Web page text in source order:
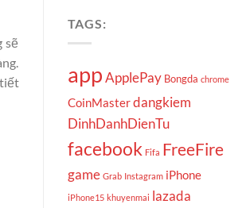
sẽ
TAGS:
appApplePay Bongda chrome
CoinMaster dangkiem
DinhDanhDienTu
facebook Fifa FreeFire
game Grab Instagram iPhone
iPhone15 khuyenmai lazada